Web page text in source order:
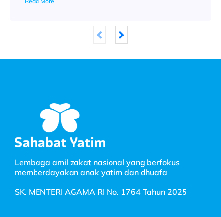
Lembaga amil zakat nasional yang berfokus
memberdayakan anak yatim dan dhuafa
SK. MENTERI AGAMA RI No. 1764 Tahun 2025